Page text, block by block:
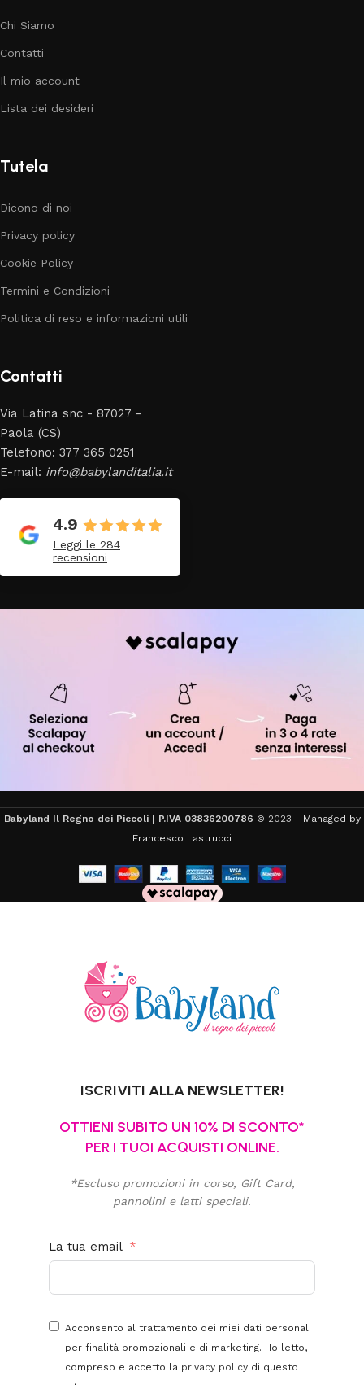
Chi Siamo
Contatti
Il mio account
Lista dei desideri
Tutela
Dicono di noi
Privacy policy
Cookie Policy
Termini e Condizioni
Politica di reso e informazioni utili
Contatti
Via Latina snc - 87027 -
Paola (CS)
Telefono: 377 365 0251
E-mail: info@babylanditalia.it
4.9
Leggi le 284
recensioni
Babyland Il Regno dei Piccoli | P.IVA 03836200786 © 2023 - Managed by
Francesco Lastrucci
ISCRIVITI ALLA NEWSLETTER!
OTTIENI SUBITO UN 10% DI SCONTO*
PER I TUOI ACQUISTI ONLINE.
*Escluso promozioni in corso, Gift Card,
pannolini e latti speciali.
La tua email
Acconsento al trattamento dei miei dati personali
per finalità promozionali e di marketing. Ho letto,
compreso e accetto la privacy policy di questo